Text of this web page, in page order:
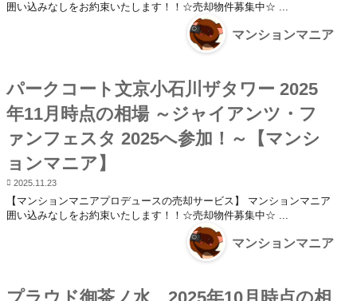
囲い込みなしをお約束いたします！！☆売却物件募集中☆ ...
マンションマニア
パークコート文京小石川ザタワー 2025
年11月時点の相場 ～ジャイアンツ・フ
ァンフェスタ 2025へ参加！～【マンシ
ョンマニア】
2025.11.23
【マンションマニアプロデュースの売却サービス】 マンションマニア
囲い込みなしをお約束いたします！！☆売却物件募集中☆ ...
マンションマニア